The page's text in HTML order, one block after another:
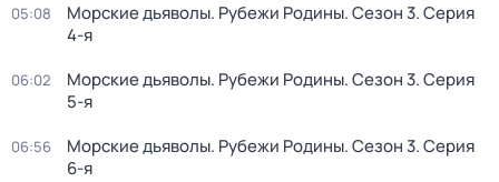
05:08 Морские дьяволы. Рубежи Родины. Сезон 3. Серия
4-я
06:02 Морские дьяволы. Рубежи Родины. Сезон 3. Серия
5-я
06:56 Морские дьяволы. Рубежи Родины. Сезон 3. Серия
6-я